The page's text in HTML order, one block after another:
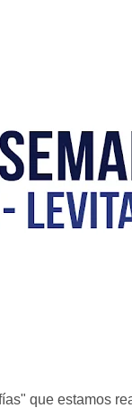
que estamos